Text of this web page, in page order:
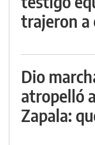
trajeron a
Dio
atropelló
Zapala: